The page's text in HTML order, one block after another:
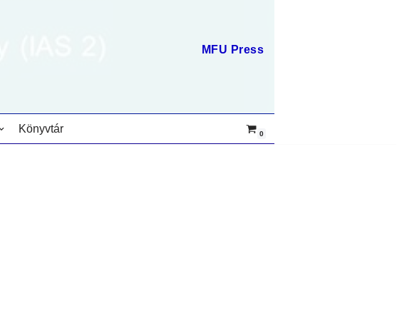
MFU Press
Könyvtár 0